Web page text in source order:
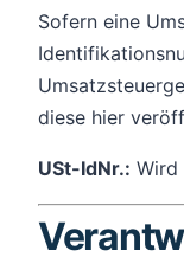
Sofern eine
diese hier
USt-IdNr.: Wird